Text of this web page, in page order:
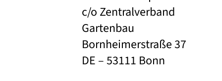
c/o Zentralverband
Gartenbau
Bornheimerstraße 37
DE – 53111 Bonn